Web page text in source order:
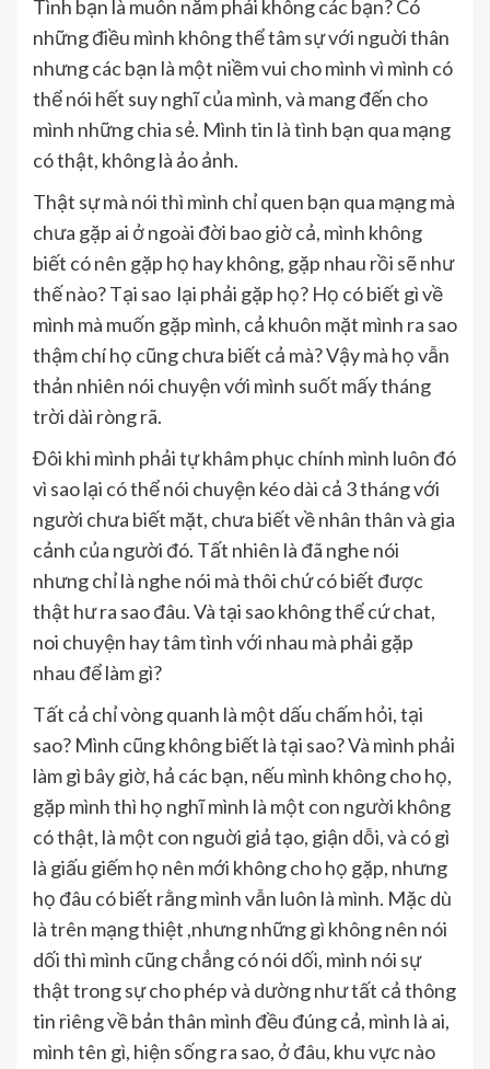
Tình bạn là muôn năm phải không các bạn? Có
những điều mình không thể tâm sự với nguời thân
nhưng các bạn là một niềm vui cho mình vì mình có
thể nói hết suy nghĩ của mình, và mang đến cho
mình những chia sẻ. Mình tin là tình bạn qua mạng
có thật, không là ảo ảnh.
Thật sự mà nói thì mình chỉ quen bạn qua mạng mà
chưa gặp ai ở ngoài đời bao giờ cả, mình không
biết có nên gặp họ hay không, gặp nhau rồi sẽ như
thế nào? Tại sao lại phải gặp họ? Họ có biết gì về
mình mà muốn gặp mình, cả khuôn mặt mình ra sao
thậm chí họ cũng chưa biết cả mà? Vậy mà họ vẫn
thản nhiên nói chuyện với mình suốt mấy tháng
trời dài ròng rã.
Đôi khi mình phải tự khâm phục chính mình luôn đó
vì sao lại có thể nói chuyện kéo dài cả 3 tháng với
người chưa biết mặt, chưa biết về nhân thân và gia
cảnh của người đó. Tất nhiên là đã nghe nói
nhưng chỉ là nghe nói mà thôi chứ có biết được
thật hư ra sao đâu. Và tại sao không thể cứ chat,
noi chuyện hay tâm tình với nhau mà phải gặp
nhau để làm gì?
Tất cả chỉ vòng quanh là một dấu chấm hỏi, tại
sao? Mình cũng không biết là tại sao? Và mình phải
làm gì bây giờ, hả các bạn, nếu mình không cho họ,
gặp mình thì họ nghĩ mình là một con người không
có thật, là một con nguời giả tạo, giận dỗi, và có gì
là giấu giếm họ nên mới không cho họ gặp, nhưng
họ đâu có biết rằng mình vẫn luôn là mình. Mặc dù
là trên mạng thiệt ,nhưng những gì không nên nói
dối thì mình cũng chẳng có nói dối, mình nói sự
thật trong sự cho phép và dường như tất cả thông
tin riêng về bản thân mình đều đúng cả, mình là ai,
mình tên gì, hiện sống ra sao, ở đâu, khu vực nào